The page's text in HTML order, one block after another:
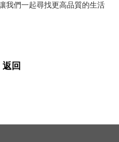
我們一起尋找更高品質的生活
返回